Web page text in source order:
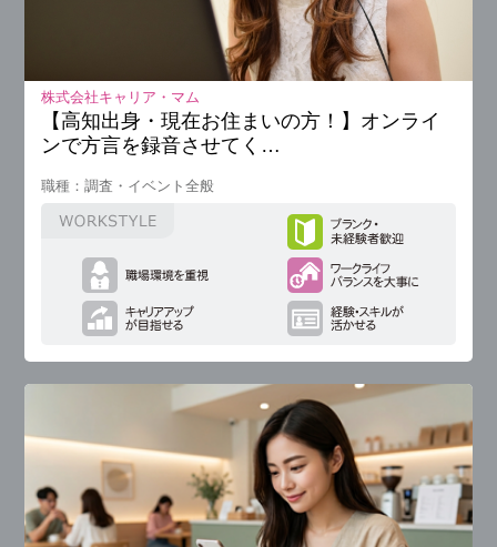
株式会社キャリア・マム
【高知出身・現在お住まいの方！】オンライ
ンで方言を録音させてく…
職種：調査・イベント全般